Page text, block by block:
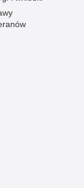
i odważni